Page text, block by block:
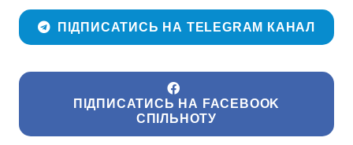
ПІДПИСАТИСЬ НА TELEGRAM КАНАЛ
ПІДПИСАТИСЬ НА FACEBOOK
СПІЛЬНОТУ